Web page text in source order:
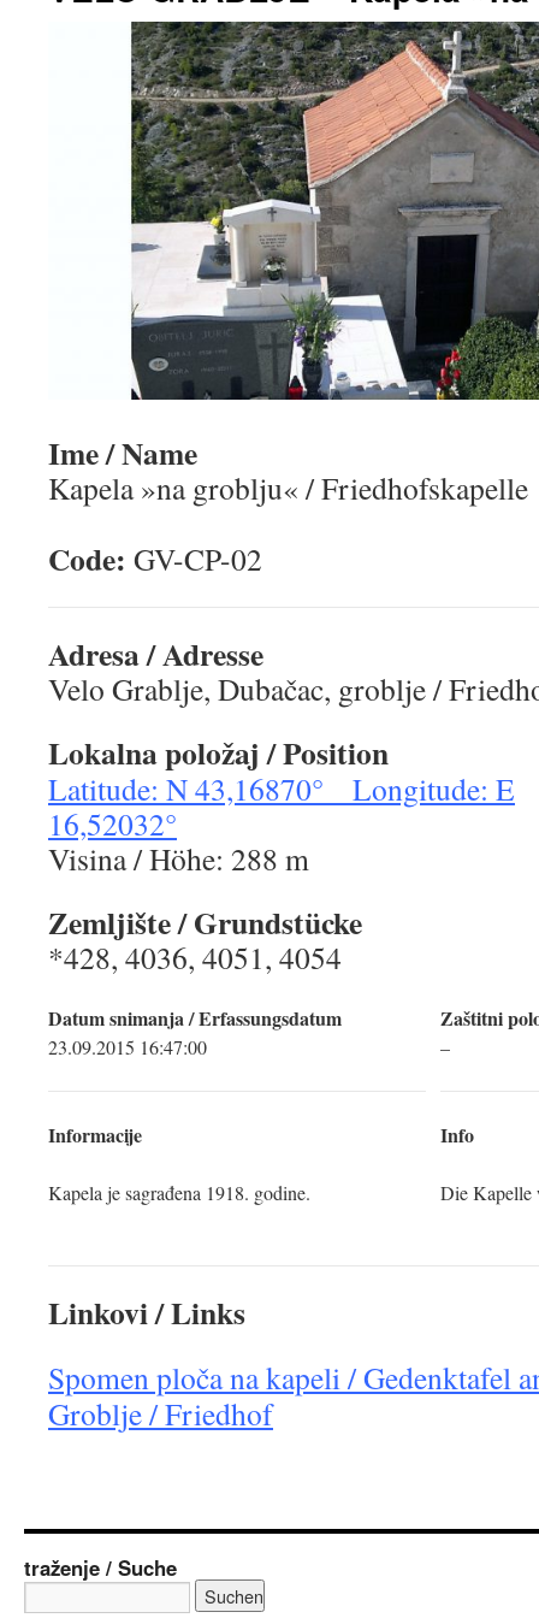
Ime / Name
Kapela »na groblju« / Friedhofskapelle
Code: GV-CP-
Adresa / Adresse
Velo Grablje, Dubačac, groblje /
Lokalna položaj / Position
Latitude: N 43,16870° Longitude: E
16,52032°
Visina / Höhe: 288 m
Zemljište / Grundstücke
*428, 4036, 4051, 4054
Datum snimanja / Erfassungsdatum
23.09.2015 16:47:00
Informacije
Kapela je sagrađena 1918. godine.
Zaštitni
–
Info
Die Kapelle
Linkovi / Links
Spomen ploča na kapeli / Gedenktafel
Groblje / Friedhof
traženje / Suche